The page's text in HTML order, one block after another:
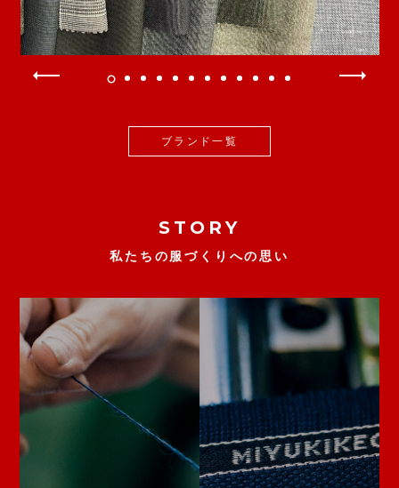
ブランド一覧
STORY
私たちの服づくりへの思い